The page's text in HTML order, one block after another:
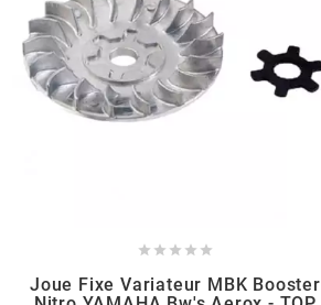
    
Joue Fixe Variateur MBK Booster